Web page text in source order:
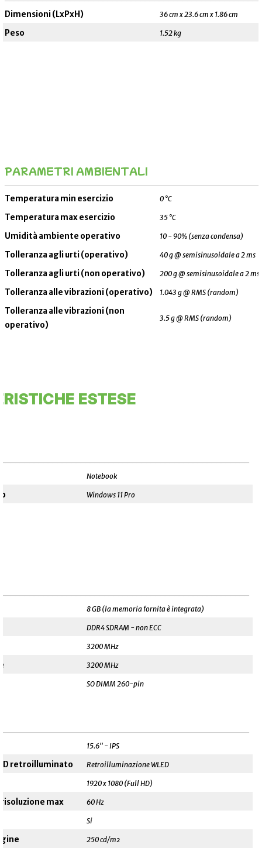
Dimensioni (LxPxH)
36 cm x 23.6 cm x 1.86 cm
Peso 1.52 kg
PARAMETRI AMBIENTALI
Temperatura min esercizio
0 °C
Temperatura max esercizio 35 °C
Umidità ambiente operativo 10 - 90% (senza condensa)
Tolleranza agli urti (operativo) 40 g @ semisinusoidale a 2 ms
Tolleranza agli urti (non operativo) 200 g @ semisinusoidale a 2 ms
Tolleranza alle vibrazioni (operativo) 1.043 g @ RMS (random)
Tolleranza alle vibrazioni (non
operativo)
3.5 g @ RMS (random)
ESTESE
Notebook
Windows 11 Pro
8 GB (la memoria fornita è integrata)
DDR4 SDRAM - non ECC
3200 MHz
3200 MHz
SO DIMM 260-pin
15.6" - IPS
retroilluminato Retroilluminazione WLED
1920 x 1080 (Full HD)
max 60 Hz
Si
250 cd/m²